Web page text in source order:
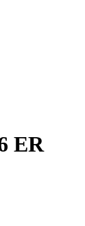
ER